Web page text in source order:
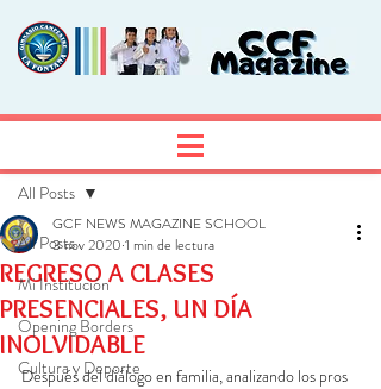
All Posts
Mi Institución
Opening Borders
Cultura y Deporte
All Posts
REGRESO A CLASES
PRESENCIALES, UN DÍA
INOLVIDABLE
GCF NEWS MAGAZINE SCHOOL
3 nov 2020 1 min de lectura
Después del diálogo en familia, analizando los pros